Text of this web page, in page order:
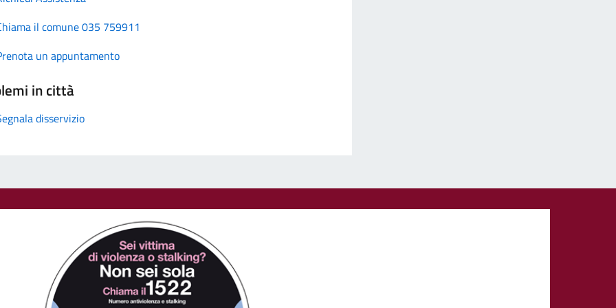
il comune 035 759911
un appuntamento
in città
disservizio